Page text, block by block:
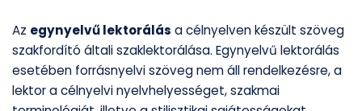
Az egynyelvű lektorálás a célnyelven készült szöveg
szakfordító általi szaklektorálása. Egynyelvű lektorálás
esetében forrásnyelvi szöveg nem áll rendelkezésre, a
lektor a célnyelvi nyelvhelyességet, szakmai